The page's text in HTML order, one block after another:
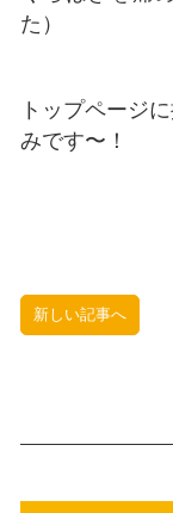
た）
トップページ
みです〜！
新しい記事へ